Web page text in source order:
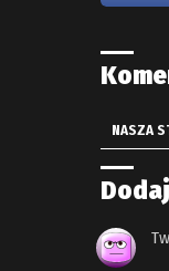
NASZA